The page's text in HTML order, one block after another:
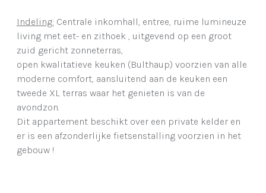
Indeling: Centrale inkomhall, entree, ruime lumineuze
living met eet- en zithoek , uitgevend op een groot
zuid gericht zonneterras,
open kwalitatieve keuken (Bulthaup) voorzien van alle
moderne comfort, aansluitend aan de keuken een
tweede XL terras waar het genieten is van de
avondzon.
Dit appartement beschikt over een private kelder en
er is een afzonderlijke fietsenstalling voorzien in het
gebouw !